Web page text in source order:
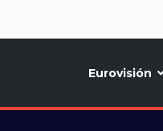
Eurovisión